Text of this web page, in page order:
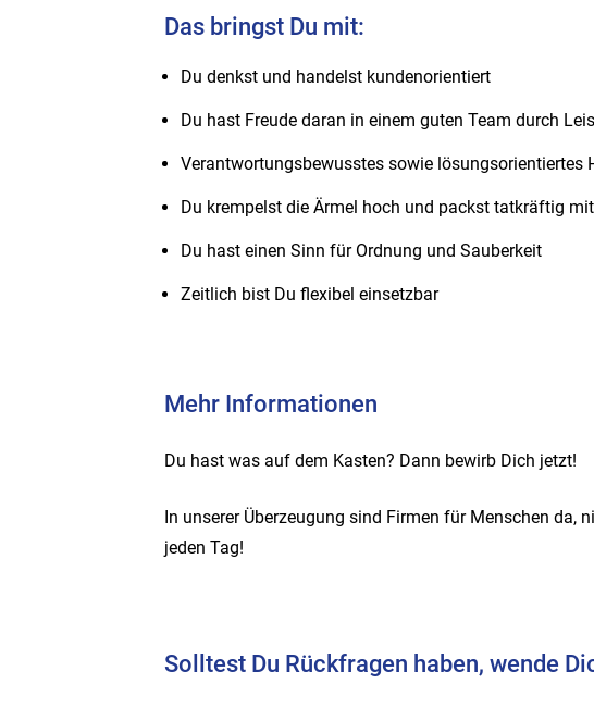
Das bringst Du mit:
Du denkst und handelst kundenorientiert
Du hast Freude daran in einem guten Team durch
Verantwortungsbewusstes sowie lösungsorientiertes
Du krempelst die Ärmel hoch und packst tatkräftig
Du hast einen Sinn für Ordnung und Sauberkeit
Zeitlich bist Du flexibel einsetzbar
Mehr Informationen
Du hast was auf dem Kasten? Dann bewirb Dich jetzt!
In unserer Überzeugung sind Firmen für Menschen
jeden Tag!
Solltest Du Rückfragen haben, wende